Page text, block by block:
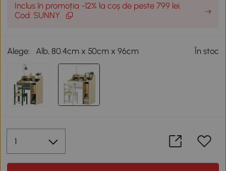
Inclus în promoția -12% la coș de peste 799 lei.
Cod: SUNNY
Alege: Alb, 80.4cm x 50cm x 96cm În stoc